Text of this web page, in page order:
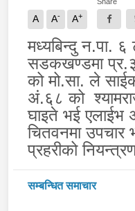
A A- A+
मध्यबिन्दु न.पा. ६
सडकखण्डमा
को मो.सा. ले
अं.६८ को
घाइते भई एलाईभ
चितवनमा
प्रहरीको
सम्बन्धित समाचार